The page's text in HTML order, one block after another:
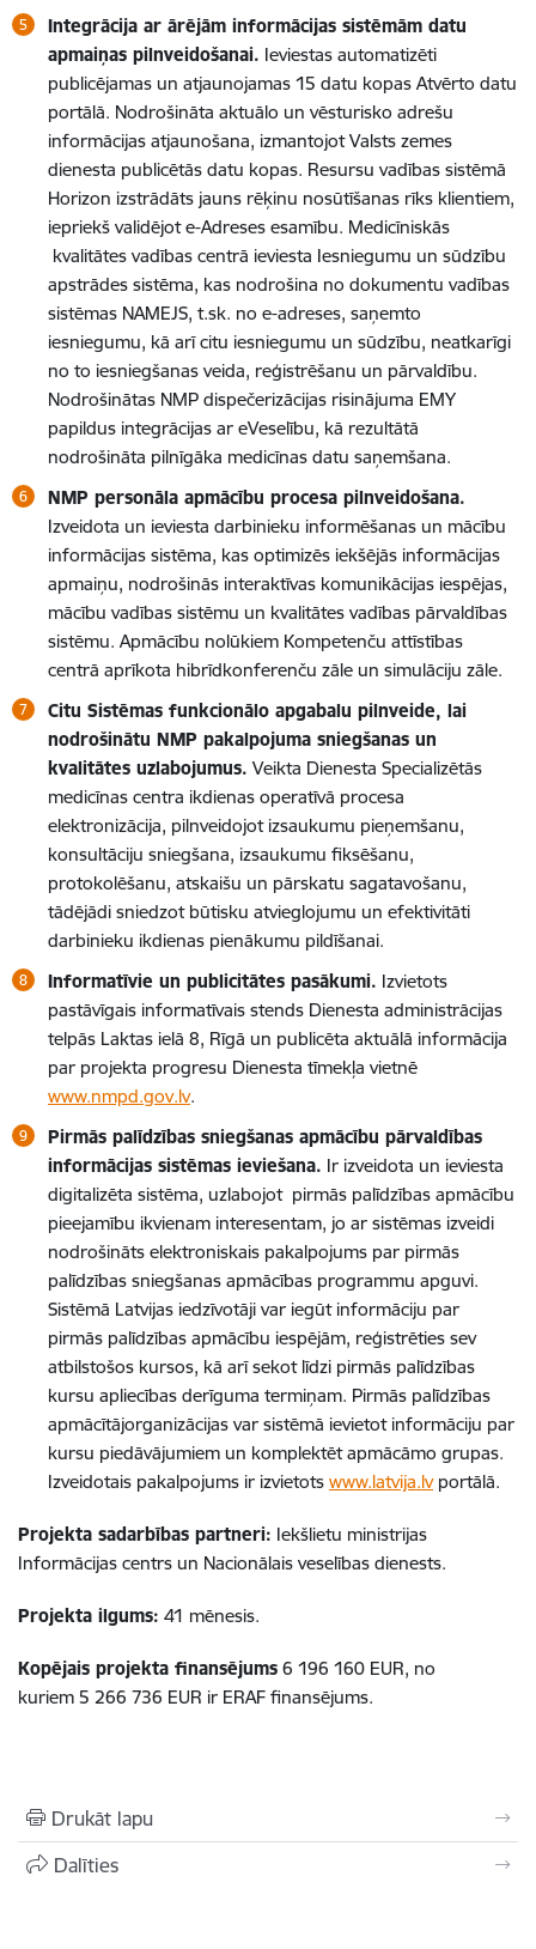
Integrācija ar ārējām informācijas sistēmām datu
apmaiņas pilnveidošanai. Ieviestas automatizēti
publicējamas un atjaunojamas 15 datu kopas Atvērto datu
portālā. Nodrošināta aktuālo un vēsturisko adrešu
informācijas atjaunošana, izmantojot Valsts zemes
dienesta publicētās datu kopas. Resursu vadības sistēmā
Horizon izstrādāts jauns rēķinu nosūtīšanas rīks klientiem,
iepriekš validējot e-Adreses esamību. Medicīniskās
kvalitātes vadības centrā ieviesta Iesniegumu un sūdzību
apstrādes sistēma, kas nodrošina no dokumentu vadības
sistēmas NAMEJS, t.sk. no e-adreses, saņemto
iesniegumu, kā arī citu iesniegumu un sūdzību, neatkarīgi
no to iesniegšanas veida, reģistrēšanu un pārvaldību.
Nodrošinātas NMP dispečerizācijas risinājuma EMY
papildus integrācijas ar eVeselību, kā rezultātā
nodrošināta pilnīgāka medicīnas datu saņemšana.
NMP personāla apmācību procesa pilnveidošana.
Izveidota un ieviesta darbinieku informēšanas un mācību
informācijas sistēma, kas optimizēs iekšējās informācijas
apmaiņu, nodrošinās interaktīvas komunikācijas iespējas,
mācību vadības sistēmu un kvalitātes vadības pārvaldības
sistēmu. Apmācību nolūkiem Kompetenču attīstības
centrā aprīkota hibrīdkonferenču zāle un simulāciju zāle.
Citu Sistēmas funkcionālo apgabalu pilnveide, lai
nodrošinātu NMP pakalpojuma sniegšanas un
kvalitātes uzlabojumus. Veikta Dienesta Specializētās
medicīnas centra ikdienas operatīvā procesa
elektronizācija, pilnveidojot izsaukumu pieņemšanu,
konsultāciju sniegšana, izsaukumu fiksēšanu,
protokolēšanu, atskaišu un pārskatu sagatavošanu,
tādējādi sniedzot būtisku atvieglojumu un efektivitāti
darbinieku ikdienas pienākumu pildīšanai.
Informatīvie un publicitātes pasākumi. Izvietots
pastāvīgais informatīvais stends Dienesta administrācijas
telpās Laktas ielā 8, Rīgā un publicēta aktuālā informācija
par projekta progresu Dienesta tīmekļa vietnē
www.nmpd.gov.lv.
Pirmās palīdzības sniegšanas apmācību pārvaldības
informācijas sistēmas ieviešana. Ir izveidota un ieviesta
digitalizēta sistēma, uzlabojot pirmās palīdzības apmācību
pieejamību ikvienam interesentam, jo ar sistēmas izveidi
nodrošināts elektroniskais pakalpojums par pirmās
palīdzības sniegšanas apmācības programmu apguvi.
Sistēmā Latvijas iedzīvotāji var iegūt informāciju par
pirmās palīdzības apmācību iespējām, reģistrēties sev
atbilstošos kursos, kā arī sekot līdzi pirmās palīdzības
kursu apliecības derīguma termiņam. Pirmās palīdzības
apmācītājorganizācijas var sistēmā ievietot informāciju par
kursu piedāvājumiem un komplektēt apmācāmo grupas.
Izveidotais pakalpojums ir izvietots www.latvija.lvportālā.
Projekta sadarbības partneri: Iekšlietu ministrijas
Informācijas centrs un Nacionālais veselības dienests.
Projekta ilgums: 41 mēnesis.
Kopējais projekta finansējums 6 196 160 EUR, no
kuriem 5 266 736 EUR ir ERAF finansējums.
Drukāt lapu
Dalīties